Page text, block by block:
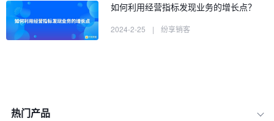
如何利用经营指标发现业务的增长点？
2024-2-25 | 纷享销客
热门产品